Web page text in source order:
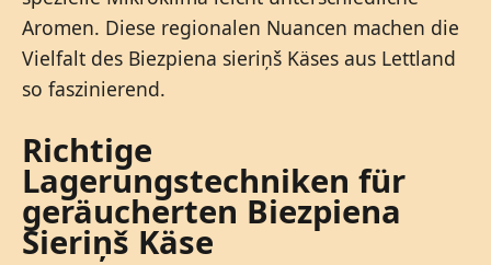
Aromen. Diese regionalen Nuancen machen die
Vielfalt des Biezpiena sieriņš Käses aus Lettland
so faszinierend.
Richtige
Lagerungstechniken für
geräucherten Biezpiena
Sieriņš Käse